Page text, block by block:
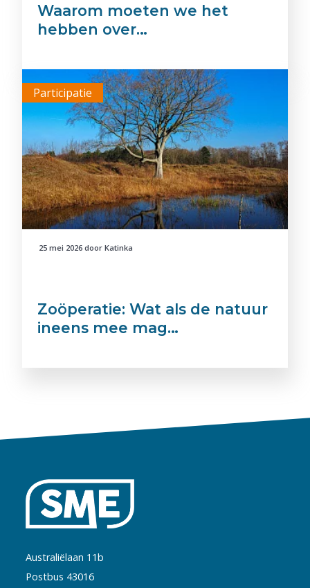
Waarom moeten we het
hebben over…
Participatie
25 mei 2026 door Katinka
Zoöperatie: Wat als de natuur
ineens mee mag…
Australiëlaan 11b
Postbus 43016